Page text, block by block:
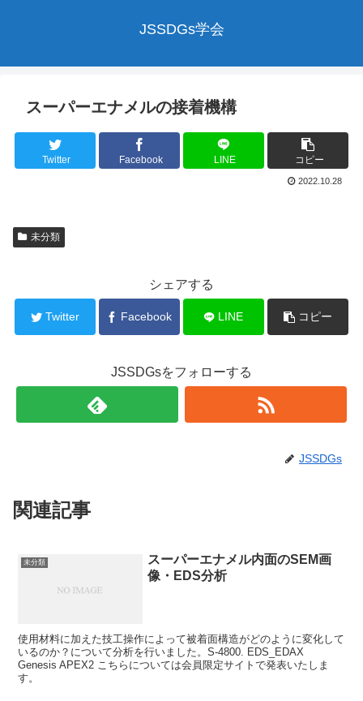
JSSDGs学会
スーパーエナメルの接着機構
Twitter Facebook LINE コピー
2022.10.28
未分類
シェアする
Twitter Facebook LINE コピー
JSSDGsをフォローする
JSSDGs
関連記事
未分類
スーパーエナメル内面のSEM画
像・EDS分析
使用材料に加えた技工操作によって被着面構造がどのように変化して
いるのか？について分析を行いました。S-4800. EDS_EDAX
Genesis APEX2 こちらについては会員限定サイトで発表いたしま
す。